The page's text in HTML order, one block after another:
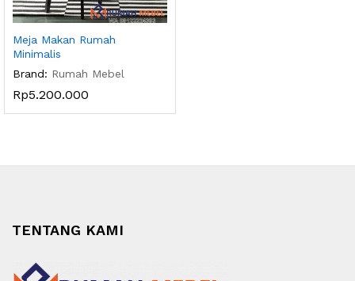
Meja Makan Rumah
Minimalis
Brand: Rumah Mebel
Rp5.200.000
TENTANG KAMI